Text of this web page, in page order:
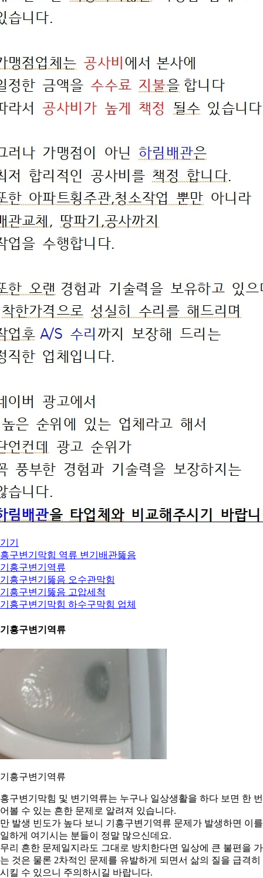
기
구변기막힘 역류 변기배관뚫음
흥구변기역류
흥구변기뚫음 오수관막힘
흥구변기뚫음 고압세척
흥구변기막힘 하수구막힘 업체
흥구변기역류
흥구변기역류
구변기막힘 및 변기역류는 누구나 일상생활을 하다 보면 한
볼 수 있는 흔한 문제로 알려져 있습니다.
발생 빈도가 높다 보니 기흥구변기역류 문제가 발생하면 이를
하게 여기시는 분들이 정말 많으신데요.
리 흔한 문제일지라도 그대로 방치한다면 일상에 큰 불편을
것은 물론 2차적인 문제를 유발하게 되면서 삶의 질을 급격히
킬 수 있으니 주의하시길 바랍니다.